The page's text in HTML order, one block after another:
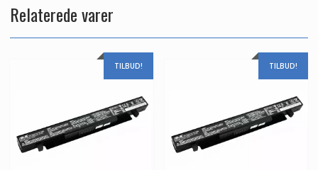
Relaterede varer
TILBUD! TILBUD!